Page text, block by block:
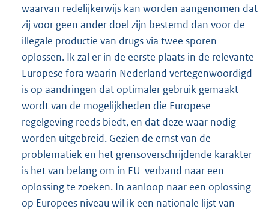
waarvan redelijkerwijs kan worden aangenomen dat
zij voor geen ander doel zijn bestemd dan voor de
illegale productie van drugs via twee sporen
oplossen. Ik zal er in de eerste plaats in de relevante
Europese fora waarin Nederland vertegenwoordigd
is op aandringen dat optimaler gebruik gemaakt
wordt van de mogelijkheden die Europese
regelgeving reeds biedt, en dat deze waar nodig
worden uitgebreid. Gezien de ernst van de
problematiek en het grensoverschrijdende karakter
is het van belang om in EU-verband naar een
oplossing te zoeken. In aanloop naar een oplossing
op Europees niveau wil ik een nationale lijst van